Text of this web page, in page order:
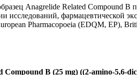
Anagrelide Related Compound B
исследований, фармацевтической
Pharmacopoeia (EDQM, EP),
Compound B (25 mg) ((2-amino-5,6-